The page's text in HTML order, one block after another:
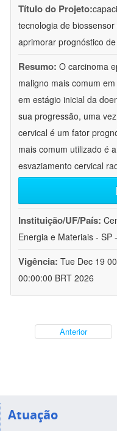
Título do Projeto:
tecnologia de
aprimorar prognóstico
Resumo: O carcinoma
maligno mais comum
em estágio inicial da
sua progressão, uma
cervical é um fator
mais comum utilizado é
esvaziamento cervical
Instituição/UF/País:
Energia e Materiais - SP
Vigência: Tue Dec 19
00:00:00 BRT 2026
Anterior
Atuação